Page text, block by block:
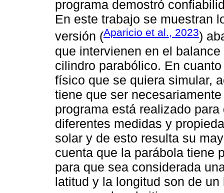
programa demostró
En este trabajo se muestran
versión (Aparicio et al., 2023)
que intervienen en el
cilindro parabólico. En
físico que se quiera simular,
tiene que ser
programa está realizado
diferentes medidas y
solar y de esto resulta su
cuenta que la parábola tiene
para que sea considerada
latitud y la longitud son de